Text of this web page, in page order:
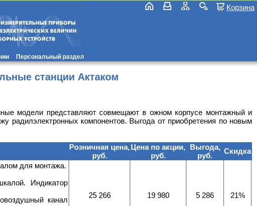
Корзина
Персональный раздел
станции Актаком
модели представляют совмещают в ожном корпусе монтажный и
радилэлектронных компонентов. Выгода от приобретения по новым
Розничная цена,
руб.
Цена по акции,
руб.
Выгода,
руб.
Скидка
для монтажа.
Индикатор
канал
25 266 19 980 5 286 21%